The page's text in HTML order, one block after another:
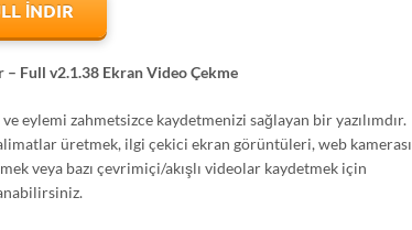
İNDIR
Full v2.1.38 Ekran Video Çekme
eylemi zahmetsizce kaydetmenizi sağlayan bir yazılımdır.
üretmek, ilgi çekici ekran görüntüleri, web kamerası
veya bazı çevrimiçi/akışlı videolar kaydetmek için